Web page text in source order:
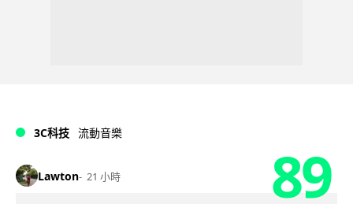
3C科技 流動音樂
Lawton 21 小時 89